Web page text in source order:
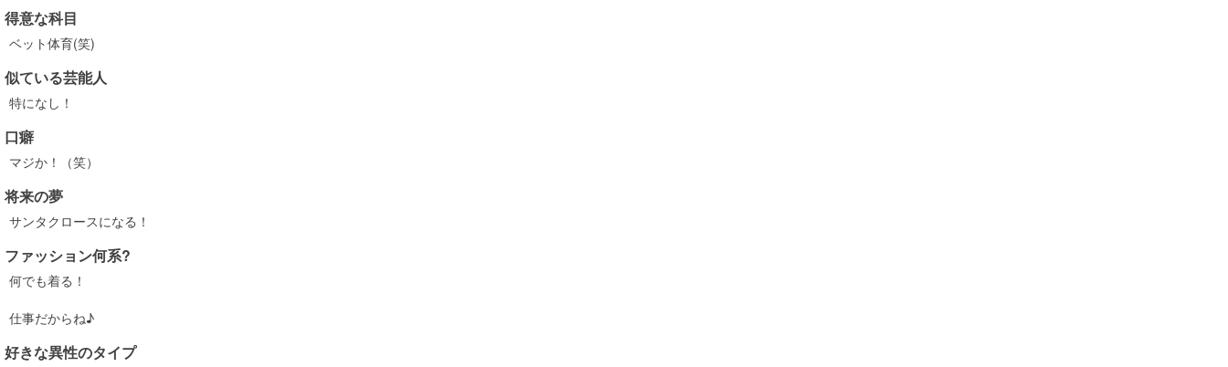
得意な科目
ベット体育(笑)
似ている芸能人
特になし！
口癖
マジか！（笑）
将来の夢
サンタクロースになる！
ファッション何系?
何でも着る！
仕事だからね♪
好きな異性のタイプ